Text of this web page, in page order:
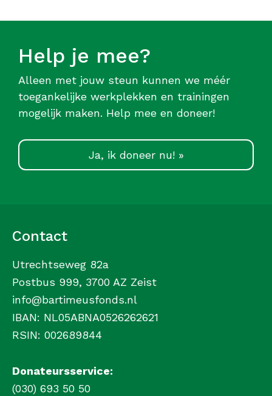
Help je mee?
Alleen met jouw steun kunnen we méér
toegankelijke werkplekken en trainingen
mogelijk maken. Help mee en doneer!
Ja, ik doneer nu! »
Contact
Utrechtseweg 82a
Postbus 999, 3700 AZ Zeist
info@bartimeusfonds.nl
IBAN: NL05ABNA0526262621
RSIN: 002689844
Donateursservice:
(030) 693 50 50